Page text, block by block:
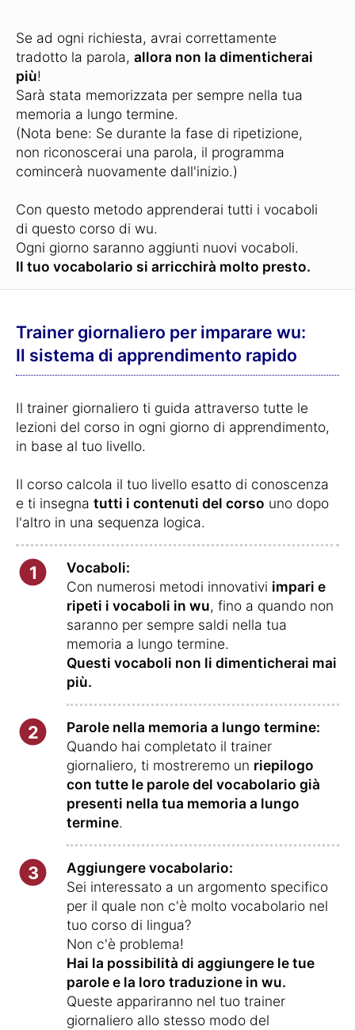
Se ad ogni richiesta, avrai correttamente
tradotto la parola, allora non la dimenticherai
più!
Sarà stata memorizzata per sempre nella tua
memoria a lungo termine.
(Nota bene: Se durante la fase di ripetizione,
non riconoscerai una parola, il programma
comincerà nuovamente dall'inizio.)
Con questo metodo apprenderai tutti i vocaboli
di questo corso di wu.
Ogni giorno saranno aggiunti nuovi vocaboli.
Il tuo vocabolario si arricchirà molto presto.
Trainer giornaliero per imparare wu:
Il sistema di apprendimento rapido
Il trainer giornaliero ti guida attraverso tutte le
lezioni del corso in ogni giorno di apprendimento,
in base al tuo livello.
Il corso calcola il tuo livello esatto di conoscenza
e ti insegna tutti i contenuti del corso uno dopo
l'altro in una sequenza logica.
1
Vocaboli:
Con numerosi metodi innovativi impari e
ripeti i vocaboli in wu, fino a quando non
saranno per sempre saldi nella tua
memoria a lungo termine.
Questi vocaboli non li dimenticherai mai
più.
2
Parole nella memoria a lungo termine:
Quando hai completato il trainer
giornaliero, ti mostreremo un riepilogo
con tutte le parole del vocabolario già
presenti nella tua memoria a lungo
termine.
3
Aggiungere vocabolario:
Sei interessato a un argomento specifico
per il quale non c'è molto vocabolario nel
tuo corso di lingua?
Non c'è problema!
Hai la possibilità di aggiungere le tue
parole e la loro traduzione in wu.
Queste appariranno nel tuo trainer
giornaliero allo stesso modo del